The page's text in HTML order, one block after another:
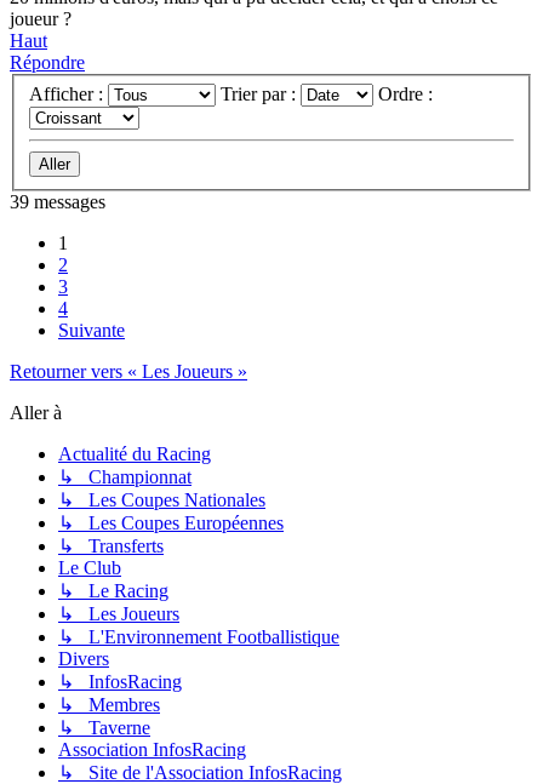
joueur ?
Haut
Répondre
Afficher :
Trier par : Ordre :
39 messages
1
2
3
4
Suivante
Retourner vers « Les Joueurs »
Aller à
Actualité du Racing
↳ Championnat
↳ Les Coupes Nationales
↳ Les Coupes Européennes
↳ Transferts
Le Club
↳ Le Racing
↳ Les Joueurs
↳ L'Environnement Footballistique
Divers
↳ InfosRacing
↳ Membres
↳ Taverne
Association InfosRacing
↳ Site de l'Association InfosRacing